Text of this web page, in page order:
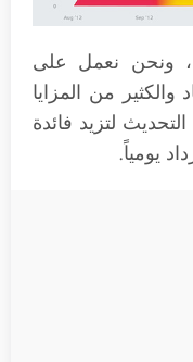
ونحن نعمل على
من المزايا
لتزيد فائدة
يومياً.